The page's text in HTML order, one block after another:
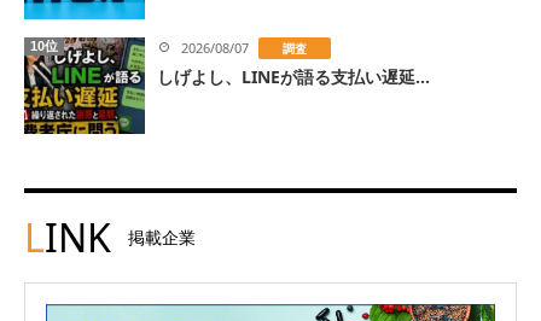
10位 2026/08/07 調査
しげよし、LINEが語る支払い遅延...
LINK 掲載企業